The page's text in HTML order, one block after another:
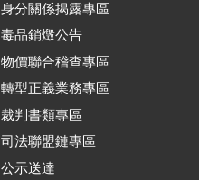
身分關係揭露專區
毒品銷燬公告
物價聯合稽查專區
轉型正義業務專區
裁判書類專區
司法聯盟鏈專區
公示送達